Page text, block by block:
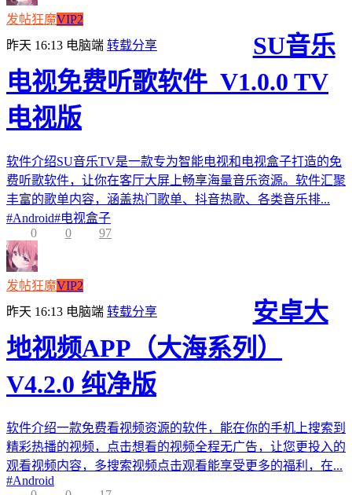
发帖狂魔VIP2
昨天 16:13 电脑端 转载分享
SU音乐
电视免费听歌软件_V1.0.0 TV
电视版
软件介绍SU音乐TV是一款专为智能电视和电视盒子打造的免
费听歌软件，让你在客厅大屏上畅享海量音乐资源。软件汇聚
丰富的歌单内容，涵盖热门歌单、抖音热歌、各类音乐排...
#Android#电视盒子
0
0 97
发帖狂魔VIP2
昨天 16:13 电脑端 转载分享
安卓大
地视频APP（大海系列）
V4.2.0 纯净版
软件介绍一款免费看视频资源的软件，能在你的手机上搜索到
精彩热播的视频，点击想看的视频全程无广告，让您更投入的
观看视频内容，多搜索视频点击观看能享受更多的福利，在...
#Android